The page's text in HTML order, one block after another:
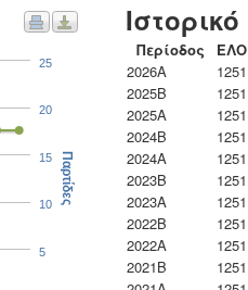
5
10
15
20
25
Παρτίδες
Ιστορικό
Περίοδος ΕΛΟ
2026A
1251
2025B
1251
2025A
1251
2024B
1251
2024A
1251
2023B
1251
2023Α
1251
2022B
1251
2022A
1251
2021B
1251